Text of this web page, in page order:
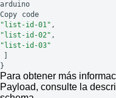
arduino
Copy
code
"list-id-01" ,
"list-id-02" ,
"list-id-03"
}
Para obtener más
Payload, consulte la